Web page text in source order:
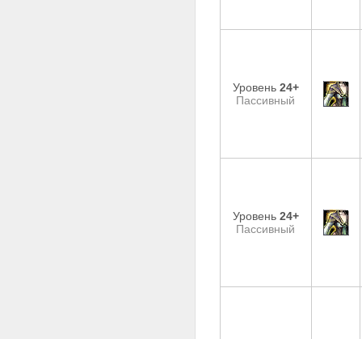
Уровень 24+
Пассивный
Уровень 24+
Пассивный